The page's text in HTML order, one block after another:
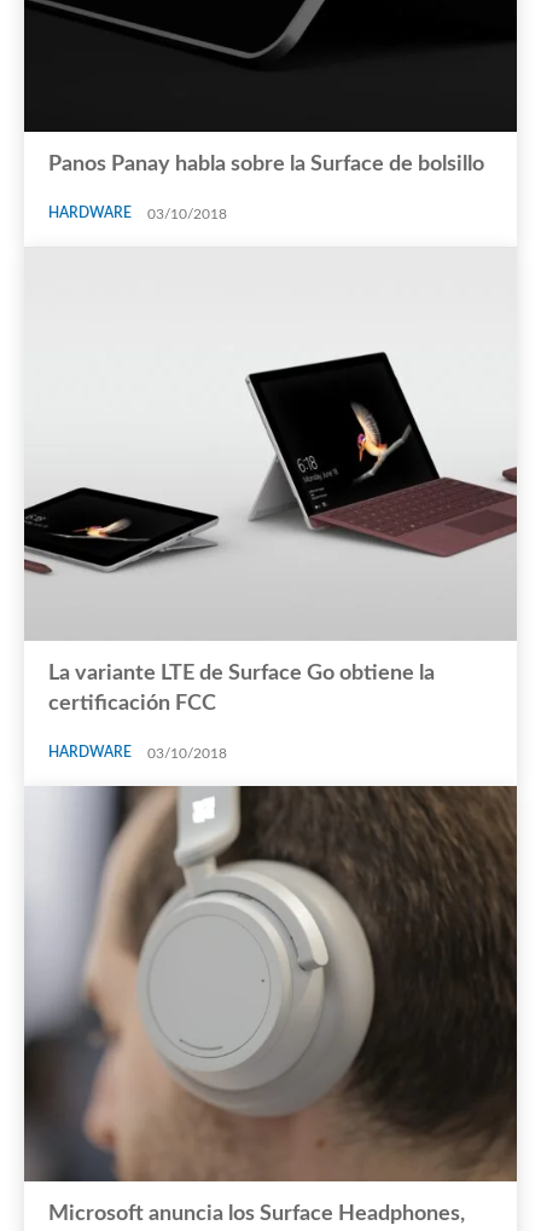
Panos Panay habla sobre la Surface de bolsillo
HARDWARE 03/10/2018
La variante LTE de Surface Go obtiene la
certificación FCC
HARDWARE 03/10/2018
Microsoft anuncia los Surface Headphones,